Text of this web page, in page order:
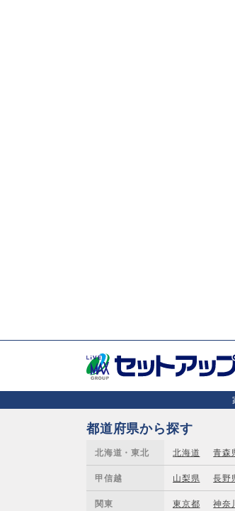
都道府県から探す
北海道・東北 北海道 青森
甲信越 山梨県 長野
関東 東京都 神奈